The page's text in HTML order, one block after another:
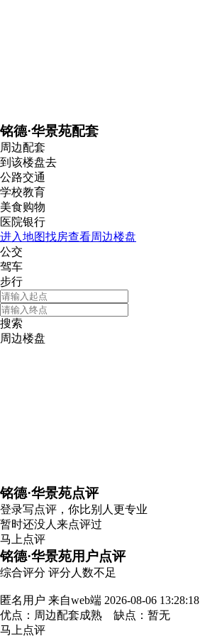
铭德·华景苑配套
周边配套
到该楼盘去
公路交通
学校教育
美食购物
医院银行
进入地图找房查看周边楼盘
公交
驾车
步行
搜索
周边楼盘
铭德·华景苑点评
登录写点评，你比别人更专业
暂时还没人来点评过
马上点评
铭德·华景苑用户点评
综合评分 评分人数不足
匿名用户 来自web端 2026-08-06 13:28:18
优点：周边配套成熟 缺点：暂无
马上点评